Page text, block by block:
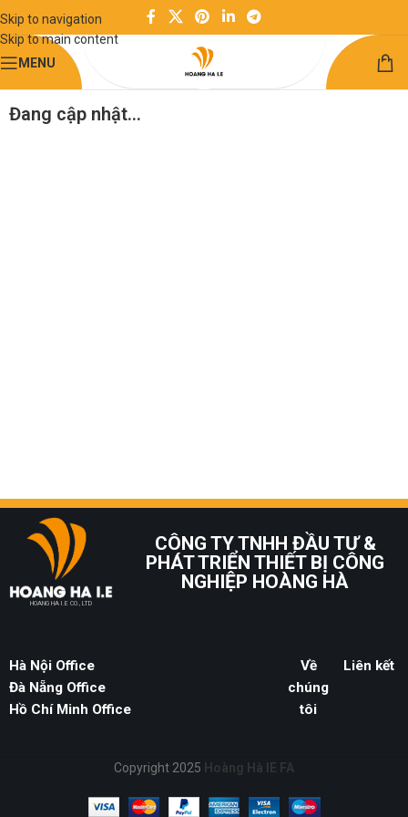
Skip to navigation
Skip to main content
MENU
Đang cập nhật…
HOANG HA I.E CO., LTD
CÔNG TY TNHH ĐẦU TƯ &
PHÁT TRIỂN THIẾT BỊ CÔNG
NGHIỆP HOÀNG HÀ
Hà Nội Office
Đà Nẵng Office
Hồ Chí Minh Office
Về
chúng
tôi
Liên kết
Copyright 2025 Hoàng Hà IE FA